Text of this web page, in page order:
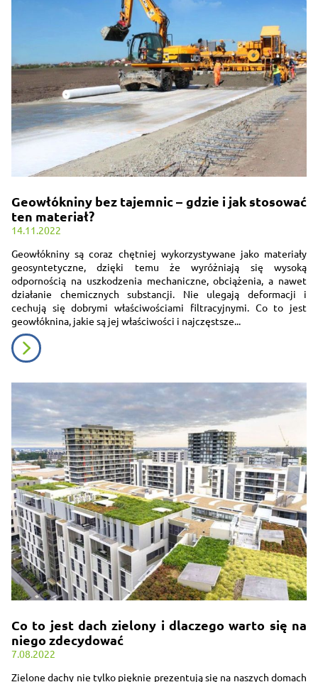
Geowłókniny bez tajemnic – gdzie i jak stosować
ten materiał?
14.11.2022
Geowłókniny są coraz chętniej wykorzystywane jako materiały
geosyntetyczne, dzięki temu że wyróżniają się wysoką
odpornością na uszkodzenia mechaniczne, obciążenia, a nawet
działanie chemicznych substancji. Nie ulegają deformacji i
cechują się dobrymi właściwościami filtracyjnymi. Co to jest
geowłóknina, jakie są jej właściwości i najczęstsze...
Co to jest dach zielony i dlaczego warto się na
niego zdecydować
7.08.2022
Zielone dachy nie tylko pięknie prezentują się na naszych domach